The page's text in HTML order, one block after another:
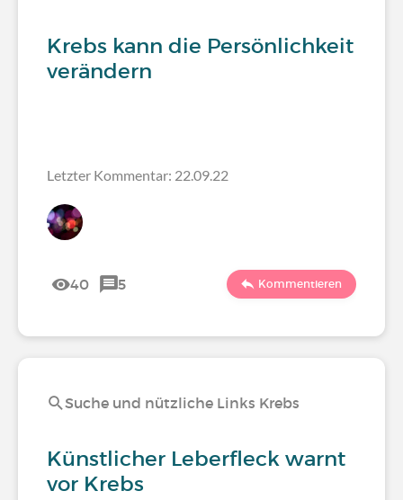
Krebs kann die Persönlichkeit
verändern
Letzter Kommentar: 22.09.22
40 5 Kommentieren
Suche und nützliche Links Krebs
Künstlicher Leberfleck warnt
vor Krebs